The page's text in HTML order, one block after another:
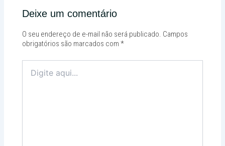
Deixe um comentário
O seu endereço de e-mail não será publicado. Campos
obrigatórios são marcados com*
aqui...